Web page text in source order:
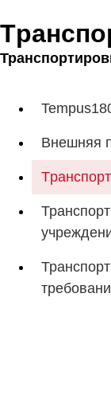
Внешняя